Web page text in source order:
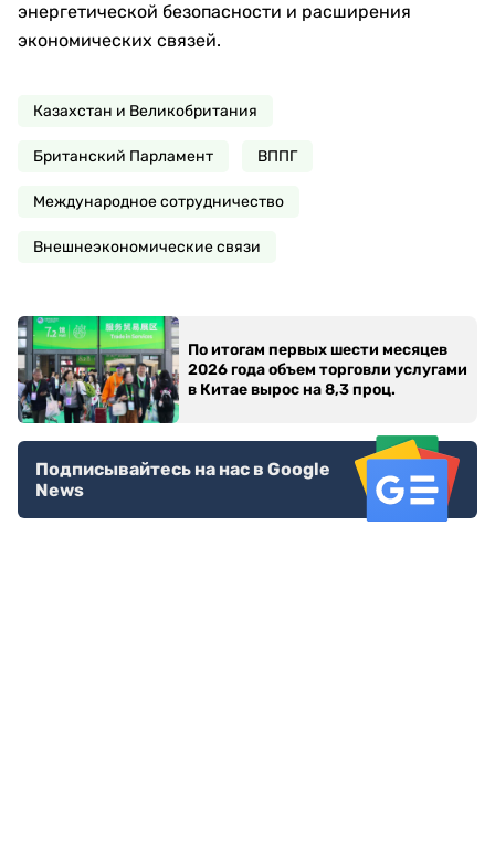
энергетической безопасности и расширения
экономических связей.
Казахстан и Великобритания
Британский Парламент ВППГ
Международное сотрудничество
Внешнеэкономические связи
По итогам первых шести месяцев
2026 года объем торговли услугами
в Китае вырос на 8,3 проц.
Подписывайтесь на нас в Google
News